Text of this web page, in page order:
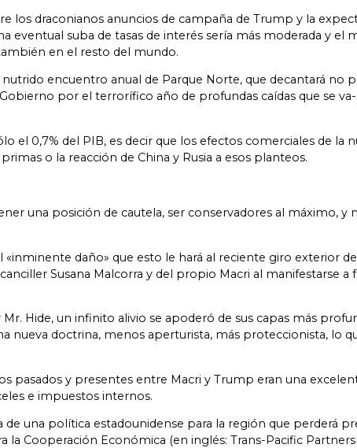
draconianos anuncios de campaña de Trump y la
eventual suba de tasas de interés sería más moderada y el
en el resto del mundo.
encuentro anual de Parque Norte, que decantará no
por el terrorífico año de profundas caídas que se
el 0,7% del PIB, es decir que los efectos comerciales de la
o la reacción de China y Rusia a esos planteos.
una posición de cautela, ser conservadores al máximo, y
daño» que esto le hará al reciente giro exterior
Susana Malcorra y del propio Macri al manifestarse a
Hide, un infinito alivio se apoderó de sus capas más
nueva doctrina, menos aperturista, más proteccionista, lo
pasados y presentes entre Macri y Trump eran una
e impuestos internos.
una política estadounidense para la región que perderá
Cooperación Económica (en inglés: Trans-Pacific